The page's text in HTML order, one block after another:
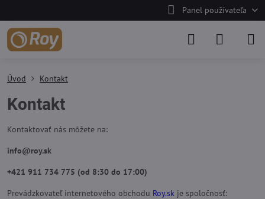
Panel používateľa
Úvod Kontakt
Kontakt
Kontaktovať nás môžete na:
info@roy.sk
+421 911 734 775 (od 8:30 do 17:00)
Prevádzkovateľ internetového obchodu Roy.sk je spoločnosť: